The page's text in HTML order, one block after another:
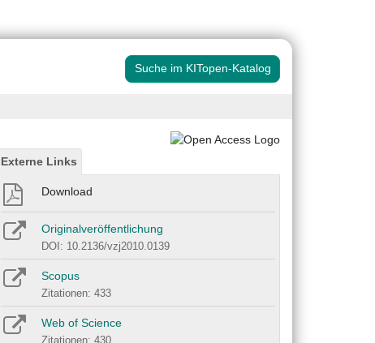
Suche im KITopen-Katalog
Externe Links
Download
Originalveröffentlichung
DOI: 10.2136/vzj2010.0139
Scopus
Zitationen: 433
Web of Science
Zitationen: 430